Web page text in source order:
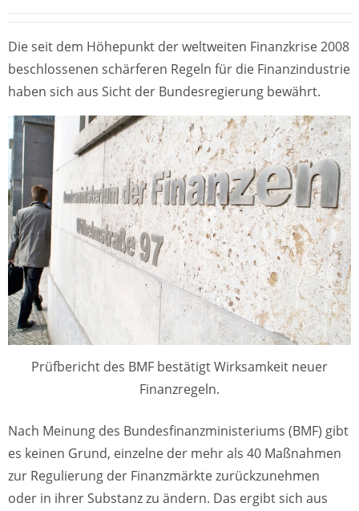
Die seit dem Höhepunkt der weltweiten Finanzkrise 2008
beschlossenen schärferen Regeln für die Finanzindustrie
haben sich aus Sicht der Bundesregierung bewährt.
Prüfbericht des BMF bestätigt Wirksamkeit neuer
Finanzregeln.
Nach Meinung des Bundesfinanzministeriums (BMF) gibt
es keinen Grund, einzelne der mehr als 40 Maßnahmen
zur Regulierung der Finanzmärkte zurückzunehmen
oder in ihrer Substanz zu ändern. Das ergibt sich aus